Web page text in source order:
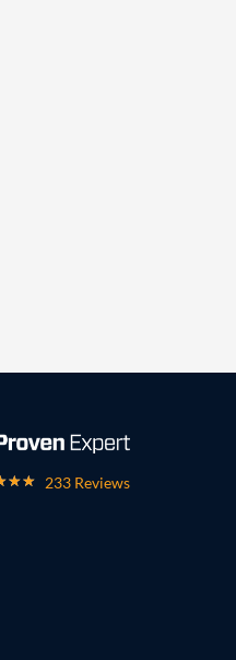
233 Reviews